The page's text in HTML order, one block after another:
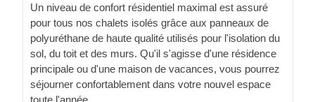
Un niveau de confort résidentiel maximal est assuré
pour tous nos chalets isolés grâce aux panneaux de
polyuréthane de haute qualité utilisés pour l'isolation du
sol, du toit et des murs. Qu'il s'agisse d'une résidence
principale ou d'une maison de vacances, vous pourrez
séjourner confortablement dans votre nouvel espace
toute l'année.